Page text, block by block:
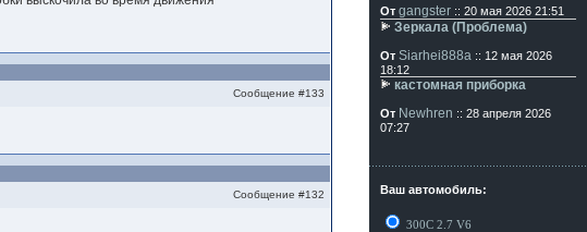
Сообщение #133
Сообщение #132
От gangster :: 20 мая 2026 21:51
Зеркала (Проблема)
От Siarhei888a :: 12 мая 2026
18:12
кастомная приборка
От Newhren :: 28 апреля 2026
07:27
Ваш автомобиль:
300C 2.7 V6